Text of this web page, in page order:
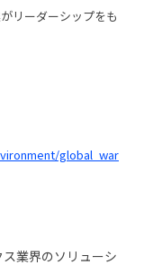
リーダーシップをも
global_war
業界のソリューシ